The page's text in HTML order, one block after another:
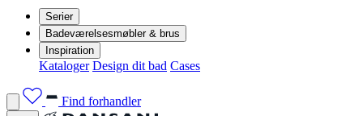
Serier
Badeværelsesmøbler & brus
Inspiration
Kataloger Design dit bad Cases
Find forhandler